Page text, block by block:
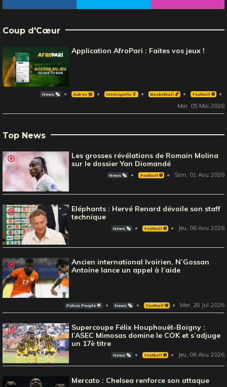
Coup d'Cœur
Application AfroPari : Faites vos jeux !
News 🗞️ Autres 🎽 Omnisports 🏅 Basketball 🏀 Football ⚽️
Mar, 05 Mai 2026
Top News
Les grosses révélations de Romain Molina
sur le dossier Yan Diomandé
News 🗞️ Football ⚽️ Sam, 01 Aou 2026
Eléphants : Hervé Renard dévoile son staff
technique
News 🗞️ Football ⚽️ Jeu, 06 Aou 2026
Ancien international Ivoirien, N’Gossan
Antoine lance un appel à l’aide
Potins People 🌟 News 🗞️ Football ⚽️ Mar, 28 Jul 2026
Supercoupe Félix Houphouët-Boigny :
l’ASEC Mimosas domine le COK et s’adjuge
un 17è titre
News 🗞️ Football ⚽️ Jeu, 06 Aou 2026
Mercato : Chelsea renforce son attaque